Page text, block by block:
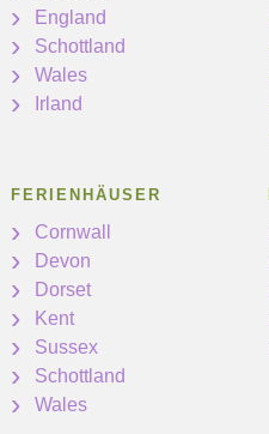
England
Schottland
Wales
Irland
FERIENHÄUSER
Cornwall
Devon
Dorset
Kent
Sussex
Schottland
Wales